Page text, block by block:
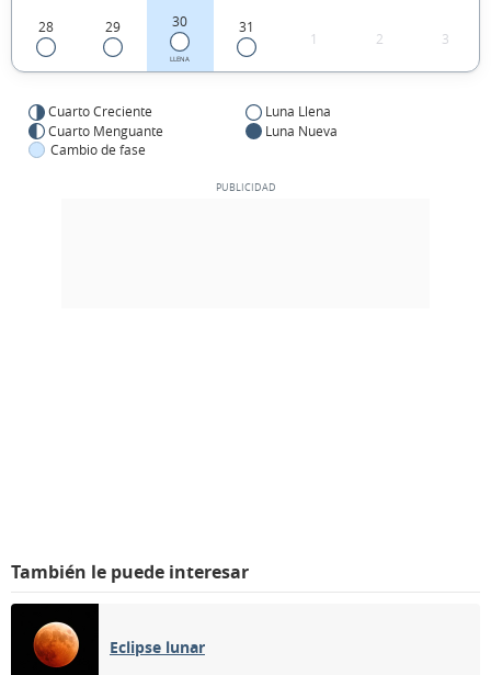
28 29 30
LLENA
31
1 2 3
Cuarto Creciente
Luna Llena
Cuarto Menguante
Luna Nueva
Cambio de fase
También le puede interesar
Eclipse lunar